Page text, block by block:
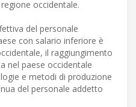
occidentale.
del personale
con salario inferiore è
il raggiungimento
nel paese occidentale
e metodi di produzione
del personale addetto